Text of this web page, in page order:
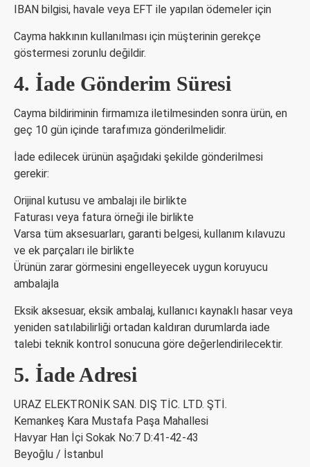
IBAN bilgisi, havale veya EFT ile yapılan ödemeler için
Cayma hakkının kullanılması için müşterinin gerekçe
göstermesi zorunlu değildir.
4. İade Gönderim Süresi
Cayma bildiriminin firmamıza iletilmesinden sonra ürün, en
geç 10 gün içinde tarafımıza gönderilmelidir.
İade edilecek ürünün aşağıdaki şekilde gönderilmesi
gerekir:
Orijinal kutusu ve ambalajı ile birlikte
Faturası veya fatura örneği ile birlikte
Varsa tüm aksesuarları, garanti belgesi, kullanım kılavuzu
ve ek parçaları ile birlikte
Ürünün zarar görmesini engelleyecek uygun koruyucu
ambalajla
Eksik aksesuar, eksik ambalaj, kullanıcı kaynaklı hasar veya
yeniden satılabilirliği ortadan kaldıran durumlarda iade
talebi teknik kontrol sonucuna göre değerlendirilecektir.
5. İade Adresi
URAZ ELEKTRONİK SAN. DIŞ TİC. LTD. ŞTİ.
Kemankeş Kara Mustafa Paşa Mahallesi
Havyar Han İçi Sokak No:7 D:41-42-43
Beyoğlu / İstanbul